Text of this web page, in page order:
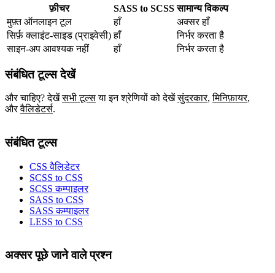
फ़ीचर SASS to SCSS सामान्य विकल्प
मुफ़्त ऑनलाइन टूल
हाँ
अक्सर हाँ
सिर्फ़ क्लाइंट‑साइड (प्राइवेसी) हाँ
निर्भर करता है
साइन‑अप आवश्यक नहीं
हाँ निर्भर करता है
संबंधित टूल्स देखें
और चाहिए? देखें सभी टूल्स या इन श्रेणियों को देखें सुंदरकार,मिनिफ़ायर,
और वैलिडेटर्स.
संबंधित टूल्स
CSS वैलिडेटर
SCSS to CSS
SCSS कम्पाइलर
SASS to CSS
SASS कम्पाइलर
LESS to CSS
अक्सर पूछे जाने वाले प्रश्न